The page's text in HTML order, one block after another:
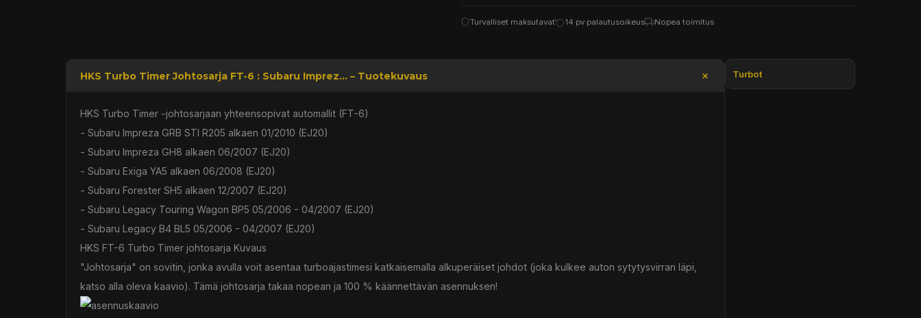
Turvalliset maksutavat 14 pv palautusoikeus Nopea toimitus
HKS Turbo Timer Johtosarja FT-6 : Subaru Imprez... – Tuotekuvaus
HKS Turbo Timer -johtosarjaan yhteensopivat automallit (FT-6)
- Subaru Impreza GRB STI R205 alkaen 01/2010 (EJ20)
- Subaru Impreza GH8 alkaen 06/2007 (EJ20)
- Subaru Exiga YA5 alkaen 06/2008 (EJ20)
- Subaru Forester SH5 alkaen 12/2007 (EJ20)
- Subaru Legacy Touring Wagon BP5 05/2006 - 04/2007 (EJ20)
- Subaru Legacy B4 BL5 05/2006 - 04/2007 (EJ20)
HKS FT-6 Turbo Timer johtosarja Kuvaus
"Johtosarja" on sovitin, jonka avulla voit asentaa turboajastimesi katkaisemalla alkuperäiset johdot (joka kulkee auton sytytysvirran läpi,
katso alla oleva kaavio). Tämä johtosarja takaa nopean ja 100 % käännettävän asennuksen!
Turbot